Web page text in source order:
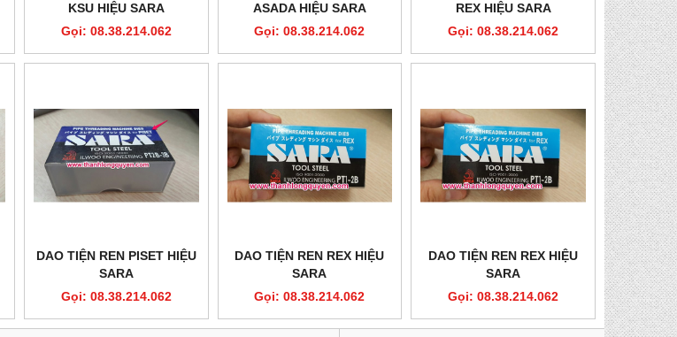
KSU HIỆU SARA
Gọi: 08.38.214.062
ASADA HIỆU SARA
Gọi: 08.38.214.062
REX HIỆU SARA
Gọi: 08.38.214.062
DAO TIỆN REN PISET HIỆU
SARA
Gọi: 08.38.214.062
DAO TIỆN REN REX HIỆU
SARA
Gọi: 08.38.214.062
DAO TIỆN REN REX HIỆU
SARA
Gọi: 08.38.214.062